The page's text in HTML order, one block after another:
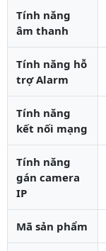
Tính năng
âm thanh
Tính năng hỗ
trợ Alarm
Tính năng
kết nối mạng
Tính năng
gán camera
IP
Mã sản phẩm